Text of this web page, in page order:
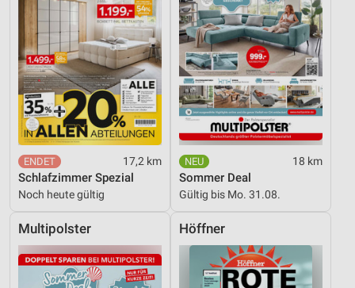
17,2 km
Schlafzimmer Spezial
Noch heute gültig
18 km
Sommer Deal
Gültig bis Mo. 31.08.
Multipolster Höffner